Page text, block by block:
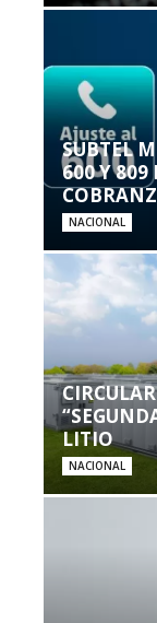
SUBTEL
600 Y 809
NACIONAL
LITIO
NACIONAL